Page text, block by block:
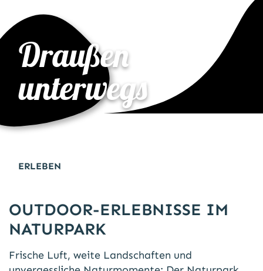
Draußen
unterwegs
ERLEBEN
OUTDOOR-ERLEBNISSE IM
NATURPARK
Frische Luft, weite Landschaften und